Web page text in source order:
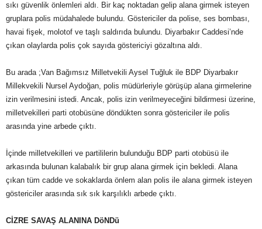
sıkı güvenlik önlemleri aldı. Bir kaç noktadan gelip alana girmek isteyen
gruplara polis müdahalede bulundu. Göstericiler da polise, ses bombası,
havai fişek, molotof ve taşlı saldırıda bulundu. Diyarbakır Caddesi’nde
çıkan olaylarda polis çok sayıda göstericiyi gözaltına aldı.
Bu arada ;Van Bağımsız Milletvekili Aysel Tuğluk ile BDP Diyarbakır
Millekvekili Nursel Aydoğan, polis müdürleriyle görüşüp alana girmelerine
izin verilmesini istedi. Ancak, polis izin verilmeyeceğini bildirmesi üzerine,
milletvekilleri parti otobüsüne döndükten sonra göstericiler ile polis
arasında yine arbede çıktı.
İçinde milletvekilleri ve partililerin bulunduğu BDP parti otobüsü ile
arkasında bulunan kalabalık bir grup alana girmek için bekledi. Alana
çıkan tüm cadde ve sokaklarda önlem alan polis ile alana girmek isteyen
göstericiler arasında sık sık karşılıklı arbede çıktı.
CİZRE SAVAŞ ALANINA DöNDü